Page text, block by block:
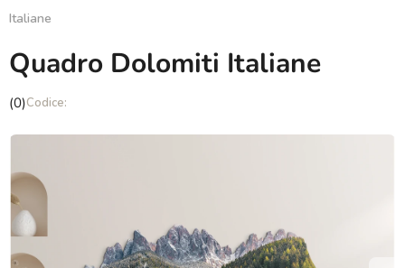
Italiane
Quadro Dolomiti Italiane
La
media
prodotto
è
0,0
su
(0)